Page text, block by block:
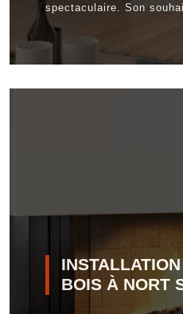
spectaculaire. Son
BOIS À NORT